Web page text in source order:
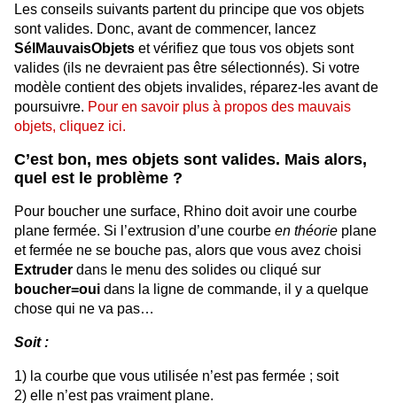
Les conseils suivants partent du principe que vos objets
sont valides. Donc, avant de commencer, lancez
SélMauvaisObjets et vérifiez que tous vos objets sont
valides (ils ne devraient pas être sélectionnés). Si votre
modèle contient des objets invalides, réparez-les avant de
poursuivre. Pour en savoir plus à propos des mauvais
objets, cliquez ici.
C’est bon, mes objets sont valides. Mais alors,
quel est le problème ?
Pour boucher une surface, Rhino doit avoir une courbe
plane fermée. Si l’extrusion d’une courbe en théorie plane
et fermée ne se bouche pas, alors que vous avez choisi
Extruder dans le menu des solides ou cliqué sur
boucher=oui dans la ligne de commande, il y a quelque
chose qui ne va pas…
Soit :
1) la courbe que vous utilisée n’est pas fermée ; soit
2) elle n’est pas vraiment plane.